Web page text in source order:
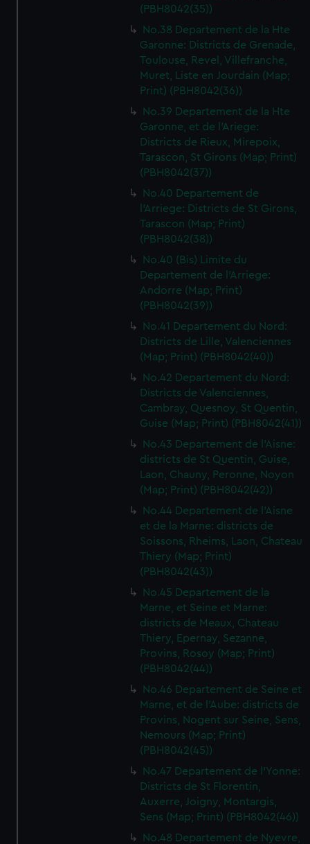
(PBH8042(35))
No.38 Departement de la Hte
Garonne: Districts de Grenade,
Toulouse, Revel, Villefranche,
Muret, Liste en Jourdain (Map;
Print) (PBH8042(36))
No.39 Departement de la Hte
Garonne, et de l'Ariege:
Districts de Rieux, Mirepoix,
Tarascon, St Girons (Map; Print)
(PBH8042(37))
No.40 Departement de
l'Arriege: Districts de St Girons,
Tarascon (Map; Print)
(PBH8042(38))
No.40 (Bis) Limite du
Departement de l'Arriege:
Andorre (Map; Print)
(PBH8042(39))
No.41 Departement du Nord:
Districts de Lille, Valenciennes
(Map; Print) (PBH8042(40))
No.42 Departement du Nord:
Districts de Valenciennes,
Cambray, Quesnoy, St Quentin,
Guise (Map; Print) (PBH8042(41))
No.43 Departement de l'Aisne:
districts de St Quentin, Guise,
Laon, Chauny, Peronne, Noyon
(Map; Print) (PBH8042(42))
No.44 Departement de l'Aisne
et de la Marne: districts de
Soissons, Rheims, Laon, Chateau
Thiery (Map; Print)
(PBH8042(43))
No.45 Departement de la
Marne, et Seine et Marne:
districts de Meaux, Chateau
Thiery, Epernay, Sezanne,
Provins, Rosoy (Map; Print)
(PBH8042(44))
No.46 Departement de Seine et
Marne, et de l'Aube: districts de
Provins, Nogent sur Seine, Sens,
Nemours (Map; Print)
(PBH8042(45))
No.47 Departement de l'Yonne:
Districts de St Florentin,
Auxerre, Joigny, Montargis,
Sens (Map; Print) (PBH8042(46))
No.48 Departement de Nyevre,